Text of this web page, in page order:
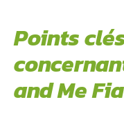
Points
and Me